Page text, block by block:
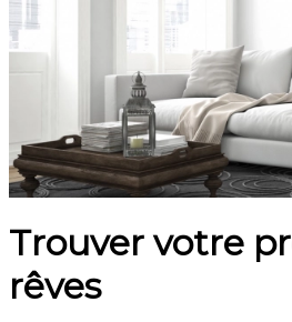
Trouver votre
rêves